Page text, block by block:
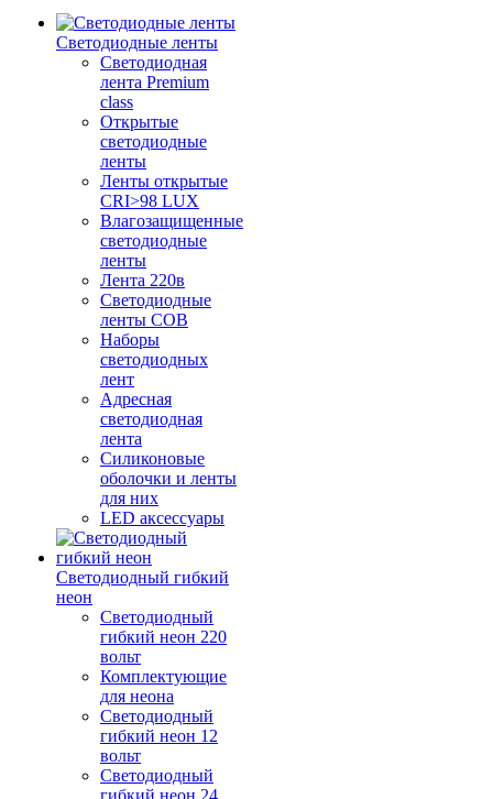
Светодиодные ленты
Светодиодная
лента Premium
class
Открытые
светодиодные
ленты
Ленты открытые
CRI>98 LUX
Влагозащищенные
светодиодные
ленты
Лента 220в
Светодиодные
ленты COB
Наборы
светодиодных
лент
Адресная
светодиодная
лента
Силиконовые
оболочки и ленты
для них
LED аксессуары
Светодиодный гибкий
неон
Светодиодный
гибкий неон 220
вольт
Комплектующие
для неона
Светодиодный
гибкий неон 12
вольт
Светодиодный
гибкий неон 24